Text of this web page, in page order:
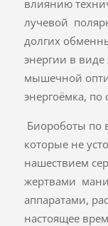
влиянию
лучевой
долгих
энергии в
мышечной
энергоёмка, по
Биороботы по
которые не
нашествием
жертвами
аппаратами,
настоящее